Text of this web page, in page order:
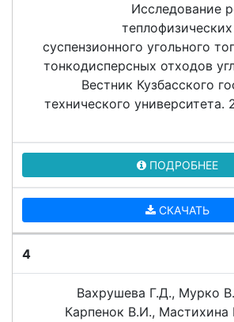
Исследование
суспензионного угольного
тонкодисперсных отходов
Вестник Кузбасского
технического университета.
ПОДРОБНЕЕ
СКАЧАТЬ
4
Вахрушева Г.Д., Мурко
Карпенок В.И.,